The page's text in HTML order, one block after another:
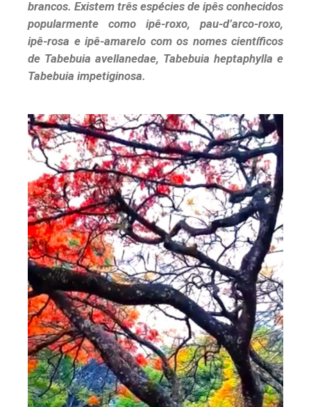
brancos. Existem três espécies de ipês conhecidos
popularmente como ipê-roxo, pau-d’arco-roxo,
ipê-rosa e ipê-amarelo com os nomes científicos
de Tabebuia avellanedae, Tabebuia heptaphylla e
Tabebuia impetiginosa.